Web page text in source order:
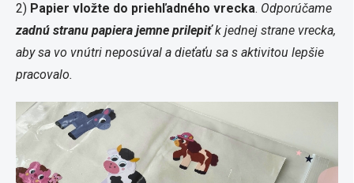
2) Papier vložte do priehľadného vrecka. Odporúčame
zadnú stranu papiera jemne prilepiťk jednej strane vrecka,
aby sa vo vnútri neposúval a dieťaťu sa s aktivitou lepšie
pracovalo.